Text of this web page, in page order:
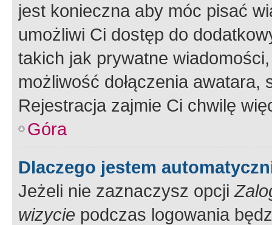
jest konieczna aby móc pisać
umożliwi Ci dostęp do
takich jak prywatne
możliwość dołączenia
Rejestracja zajmie Ci chwilę
Góra
Dlaczego jestem
Jeżeli nie zaznaczysz opcji
wizycie podczas logowania